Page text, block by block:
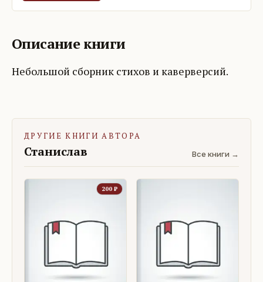
Описание книги
Небольшой сборник стихов и каверверсий.
ДРУГИЕ КНИГИ АВТОРА
Станислав Все книги →
200 ₽